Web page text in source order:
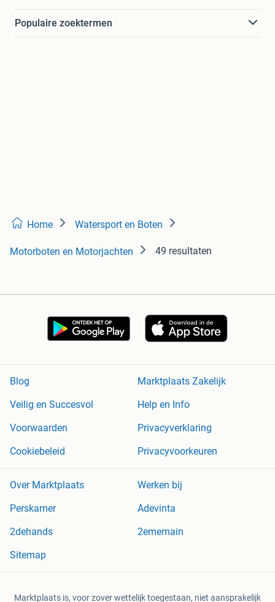
Populaire zoektermen
Home Watersport en Boten
Motorboten en Motorjachten 49 resultaten
Blog
Marktplaats Zakelijk
Veilig en Succesvol
Help en Info
Voorwaarden
Privacyverklaring
Cookiebeleid
Privacyvoorkeuren
Over Marktplaats
Werken bij
Perskamer
Adevinta
2dehands
2ememain
Sitemap
Marktplaats is, voor zover wettelijk toegestaan, niet aansprakelijk